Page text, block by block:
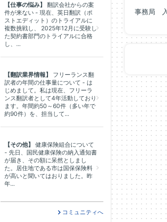
事務局
【仕事の悩み】
翻訳会社からの案
件が来ない - 現在、英日翻訳（ポ
ストエディット）のトライアルに
複数挑戦し、 2025年12月に受験し
た契約書部門のトライアルに合格
し、...
【翻訳業界情報】
フリーランス翻
訳者の年間の仕事量について - は
じめまして。私は現在、フリーラ
ンス翻訳者として4年活動しており
ます。年間約50～60件（多い年で
約90件）を、担当して...
【その他】
健康保険組合について
- 先日、国民健康保険の納入通知書
が届き、その額に呆然としまし
た。居住地である市は国保保険料
が高いと聞いてはおりました。昨
年...
コミュニティへ